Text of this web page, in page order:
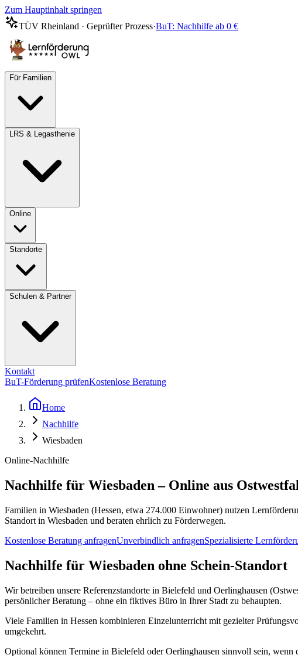
Zum Hauptinhalt springen
TÜV Rheinland · Geprüfter Prozess·BuT: Nachhilfe ab 0 €
Für Familien
LRS & Legasthenie
Online
Standorte
Schulen & Partner
Kontakt
BuT-Förderung prüfenKostenlose Beratung
Home
Nachhilfe
Wiesbaden
Online-Nachhilfe
Nachhilfe für Wiesbaden – Online aus
Familien in Wiesbaden (Hessen, etwa 274.000 Einwohner) nutzen
Standort in Wiesbaden und beraten ehrlich zu Förderwegen.
Kostenlose Beratung anfragenUnverbindlich anfragenSpezialisierte
Nachhilfe für Wiesbaden ohne Schein-Standort
Wir betreiben unsere Referenzstandorte in Bielefeld und Oerlinghausen
persönlicher Beratung – ohne ein fiktives Büro in Ihrer Stadt zu behaupten.
Viele Familien in Hessen kombinieren Einzelunterricht mit gezielter
umgekehrt.
Optional können Termine in Bielefeld oder Oerlinghausen sinnvoll sein,